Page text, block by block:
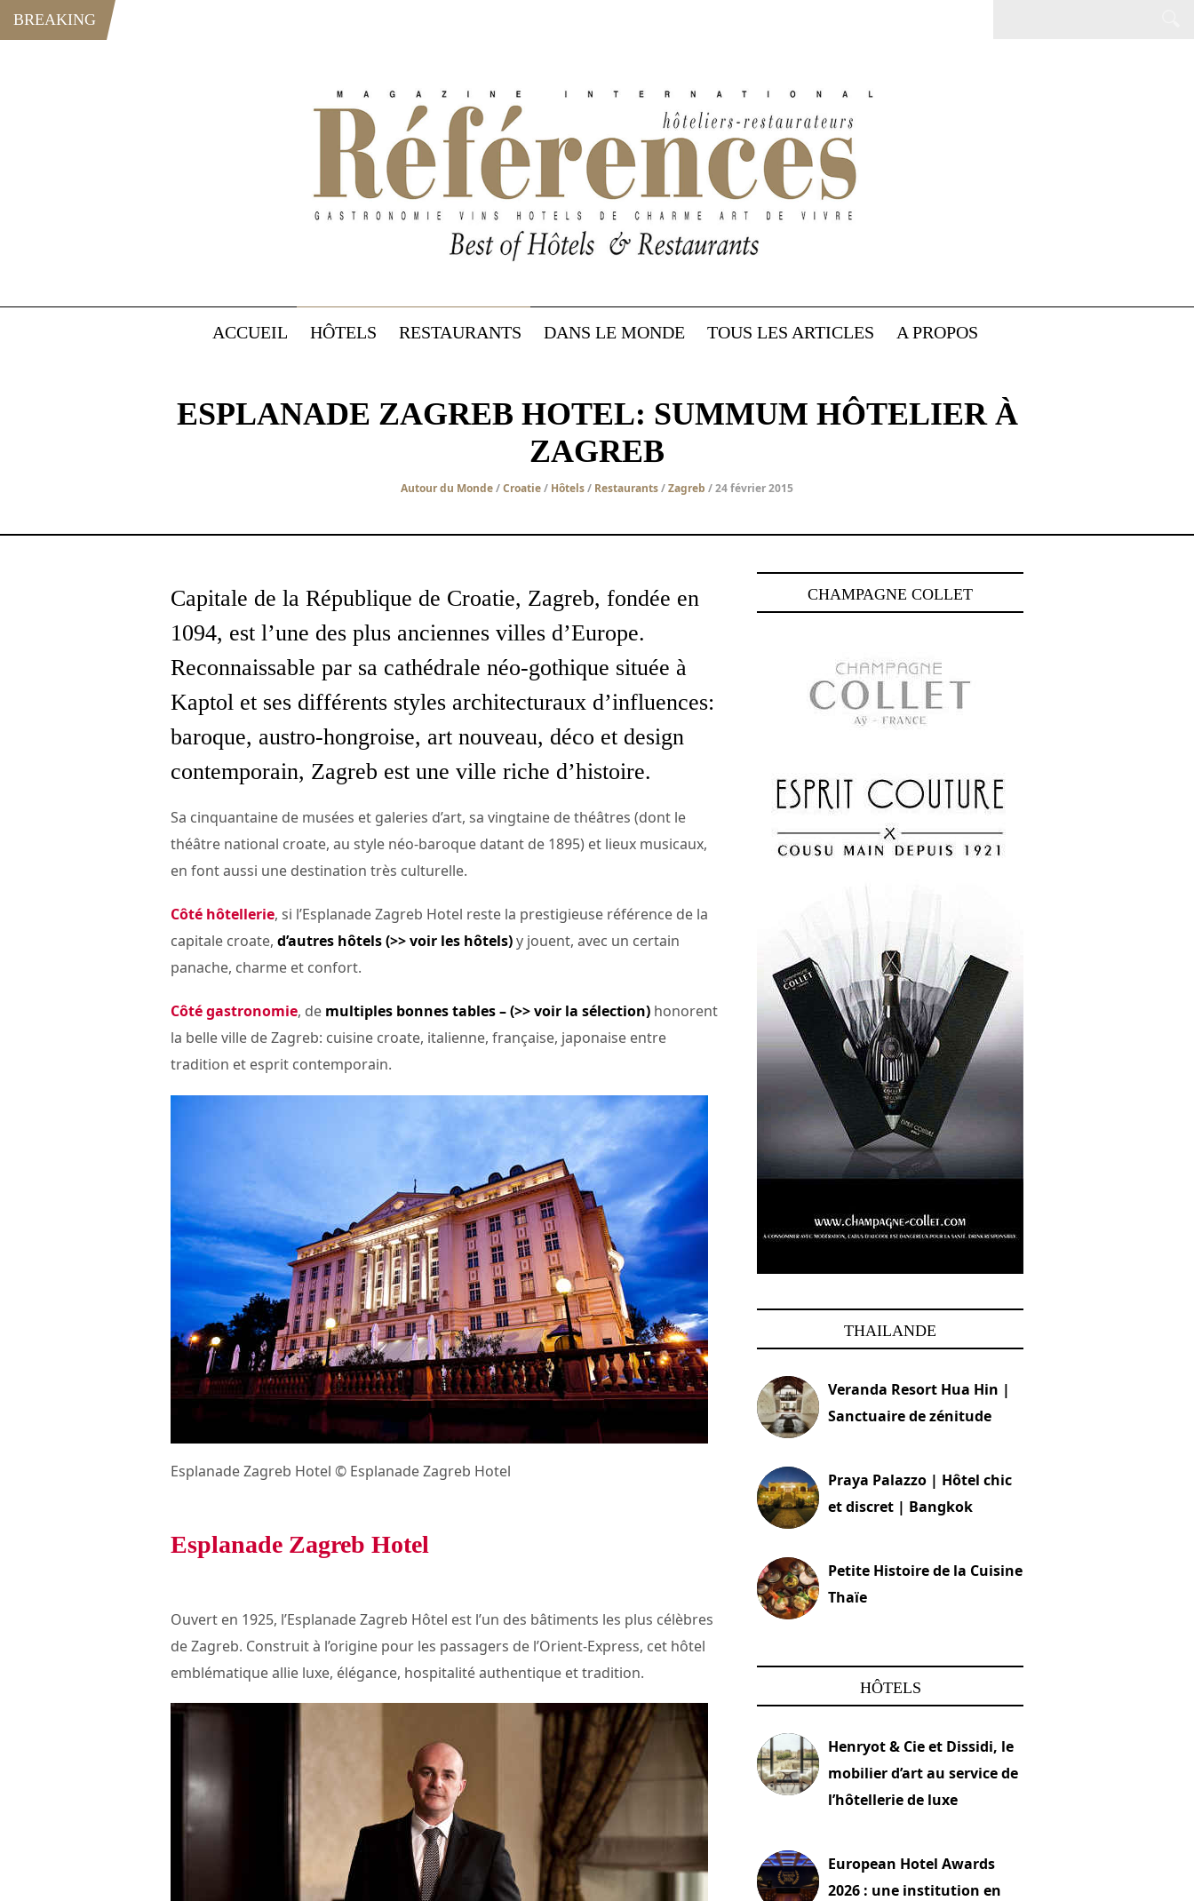
BREAKING
ACCUEIL HÔTELS RESTAURANTS DANS LE MONDE TOUS LES ARTICLES A PROPOS
ESPLANADE ZAGREB HOTEL: SUMMUM HÔTELIER À
ZAGREB
Autour du Monde/Croatie/ Hôtels/ Restaurants/Zagreb / 24 février 2015
Capitale de la République de Croatie, Zagreb, fondée en
1094, est l’une des plus anciennes villes d’Europe.
Reconnaissable par sa cathédrale néo-gothique située à
Kaptol et ses différents styles architecturaux d’influences:
baroque, austro-hongroise, art nouveau, déco et design
contemporain, Zagreb est une ville riche d’histoire.
Sa cinquantaine de musées et galeries d’art, sa vingtaine de théâtres (dont le
théâtre national croate, au style néo-baroque datant de 1895) et lieux musicaux,
en font aussi une destination très culturelle.
Côté hôtellerie, si l’Esplanade Zagreb Hotel reste la prestigieuse référence de la
capitale croate, d’autres hôtels (>> voir les hôtels)y jouent, avec un certain
panache, charme et confort.
Côté gastronomie, de multiples bonnes tables – (>> voir la sélection) honorent
la belle ville de Zagreb: cuisine croate, italienne, française, japonaise entre
tradition et esprit contemporain.
Esplanade Zagreb Hotel © Esplanade Zagreb Hotel
Esplanade Zagreb Hotel
Ouvert en 1925, l’Esplanade Zagreb Hôtel est l’un des bâtiments les plus célèbres
de Zagreb. Construit à l’origine pour les passagers de l’Orient-Express, cet hôtel
emblématique allie luxe, élégance, hospitalité authentique et tradition.
CHAMPAGNE COLLET
THAILANDE
Veranda Resort Hua Hin |
Sanctuaire de zénitude
Praya Palazzo | Hôtel chic
et discret | Bangkok
Petite Histoire de la Cuisine
Thaïe
HÔTELS
Henryot & Cie et Dissidi, le
mobilier d’art au service de
l’hôtellerie de luxe
European Hotel Awards
2026 : une institution en